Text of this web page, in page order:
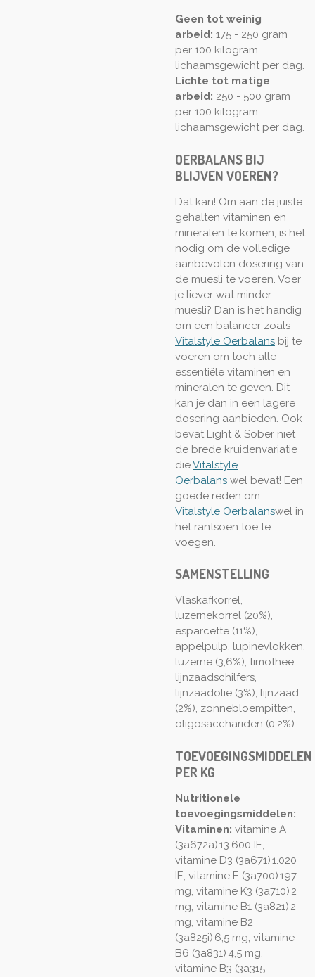
Geen tot weinig
arbeid: 175 - 250 gram
per 100 kilogram
lichaamsgewicht per dag.
Lichte tot matige
arbeid: 250 - 500 gram
per 100 kilogram
lichaamsgewicht per dag.
OERBALANS BIJ
BLIJVEN VOEREN?
Dat kan! Om aan de juiste
gehalten vitaminen en
mineralen te komen, is het
nodig om de volledige
aanbevolen dosering van
de muesli te voeren. Voer
je liever wat minder
muesli? Dan is het handig
om een balancer zoals
Vitalstyle Oerbalans bij te
voeren om toch alle
essentiële vitaminen en
mineralen te geven. Dit
kan je dan in een lagere
dosering aanbieden. Ook
bevat Light & Sober niet
de brede kruidenvariatie
dieVitalstyle
Oerbalans wel bevat! Een
goede reden om
Vitalstyle Oerbalanswel in
het rantsoen toe te
voegen.
SAMENSTELLING
Vlaskafkorrel,
luzernekorrel (20%),
esparcette (11%),
appelpulp, lupinevlokken,
luzerne (3,6%), timothee,
lijnzaadschilfers,
lijnzaadolie (3%), lijnzaad
(2%), zonnebloempitten,
oligosacchariden (0,2%).
TOEVOEGINGSMIDDELEN
PER KG
Nutritionele
toevoegingsmiddelen:
Vitaminen: vitamine A
(3a672a) 13.600 IE,
vitamine D3 (3a671) 1.020
IE, vitamine E (3a700) 197
mg, vitamine K3 (3a710) 2
mg, vitamine B1 (3a821) 2
mg, vitamine B2
(3a825i) 6,5 mg, vitamine
B6 (3a831) 4,5 mg,
vitamine B3 (3a315